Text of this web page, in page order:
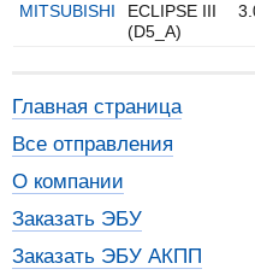
MITSUBISHI
ECLIPSE III
(D5_A)
Главная страница
Все отправления
О компании
Заказать ЭБУ
Заказать ЭБУ АКПП